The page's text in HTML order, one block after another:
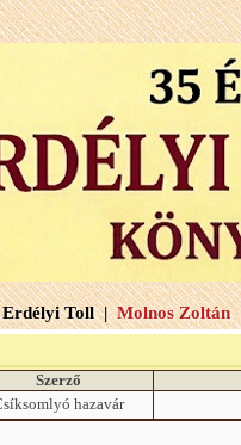
Toll | Molnos Zoltán
Szerző
hazavár